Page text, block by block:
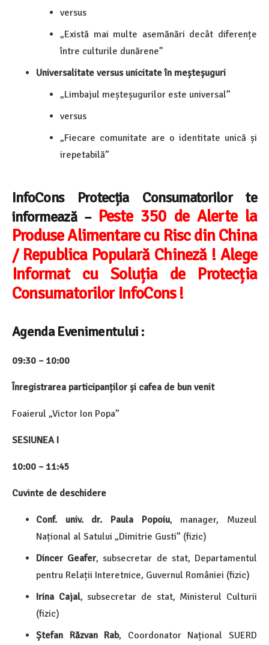
versus
„Există mai multe asemănări decât diferențe
între culturile dunărene”
Universalitate versus unicitate în meșteșuguri
„Limbajul meșteșugurilor este universal”
versus
„Fiecare comunitate are o identitate unică și
irepetabilă”
InfoCons Protecția Consumatorilor te
informează – Peste 350 de Alerte la
Produse Alimentare cu Risc din China
/ Republica Populară Chineză ! Alege
Informat cu Soluția de Protecția
Consumatorilor InfoCons !
Agenda Evenimentului :
09:30 – 10:00
Înregistrarea participanților și cafea de bun venit
Foaierul „Victor Ion Popa”
SESIUNEA I
10:00 – 11:45
Cuvinte de deschidere
Conf. univ. dr. Paula Popoiu, manager, Muzeul
Național al Satului „Dimitrie Gusti” (fizic)
Dincer Geafer, subsecretar de stat, Departamentul
pentru Relații Interetnice, Guvernul României (fizic)
Irina Cajal, subsecretar de stat, Ministerul Culturii
(fizic)
Ștefan Răzvan Rab, Coordonator Național SUERD